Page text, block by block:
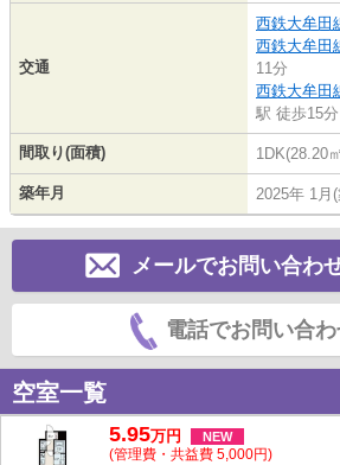
交通
西鉄大牟田
西鉄大牟田
11分
西鉄大牟田
駅 徒歩15分
間取り(面積) 1DK(28.20
築年月 2025年 1月
メールでお問い合わ
電話でお問い合
空室一覧
5.95万円 NEW
(管理費・共益費 5,000円)